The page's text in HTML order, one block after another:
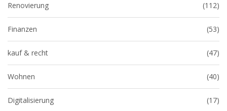
Renovierung (112)
Finanzen (53)
kauf & recht (47)
Wohnen (40)
Digitalisierung (17)